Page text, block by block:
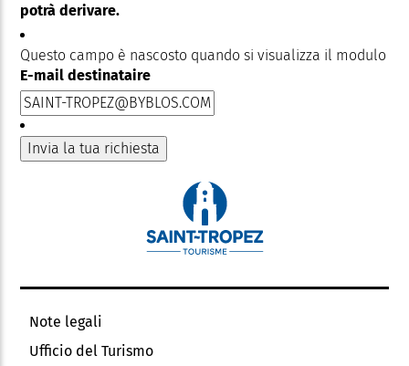
potrà derivare.
Questo campo è nascosto quando si visualizza il modulo
E-mail destinataire
Note legali
Ufficio del Turismo